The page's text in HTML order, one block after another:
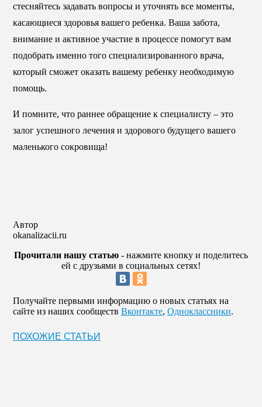
стесняйтесь задавать вопросы и уточнять все моменты,
касающиеся здоровья вашего ребенка. Ваша забота,
внимание и активное участие в процессе помогут вам
подобрать именно того специализированного врача,
который сможет оказать вашему ребенку необходимую
помощь.
И помните, что раннее обращение к специалисту – это
залог успешного лечения и здорового будущего вашего
маленького сокровища!
Автор
okanalizacii.ru
Прочитали нашу статью - нажмите кнопку и поделитесь
ей с друзьями в социальных сетях!
Получайте первыми информацию о новых статьях на
сайте из наших сообществ Вконтакте, Одноклассники.
ПОХОЖИЕ СТАТЬИ